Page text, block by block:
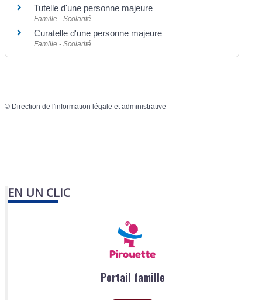
Tutelle d'une personne majeure
Famille - Scolarité
Curatelle d'une personne majeure
Famille - Scolarité
© Direction de l'information légale et administrative
EN UN CLIC
Portail famille